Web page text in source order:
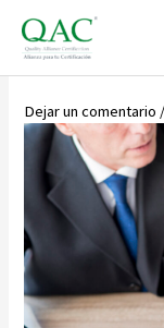
contenido
Dejar un comentario /